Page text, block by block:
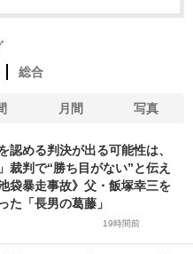
総合
月間 写真
認める判決が出る可能性は、
裁判で“勝ち目がない”と伝え
袋暴走事故》父・飯塚幸三を
た「長男の葛藤」
19時間前